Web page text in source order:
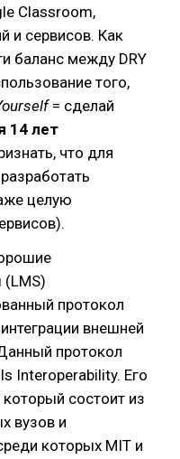
Classroom,
и сервисов. Как
баланс между DRY
того,
= сделай
14 лет
что для
целую
протокол
внешней
протокол
Interoperability. Его
состоит из
вузов и
которых MIT и